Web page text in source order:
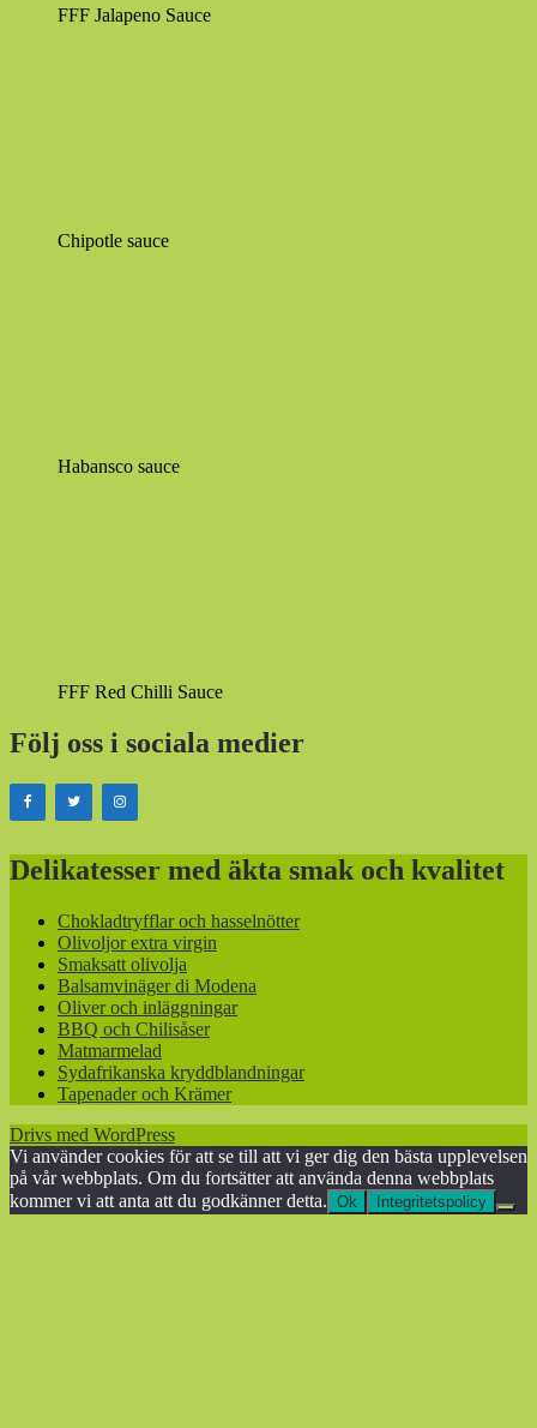
FFF Jalapeno Sauce
Chipotle sauce
Habansco sauce
FFF Red Chilli Sauce
Följ oss i sociala medier
Delikatesser med äkta smak och kvalitet
Chokladtryfflar och hasselnötter
Olivoljor extra virgin
Smaksatt olivolja
Balsamvinäger di Modena
Oliver och inläggningar
BBQ och Chilisåser
Matmarmelad
Sydafrikanska kryddblandningar
Tapenader och Krämer
Drivs med WordPress
Vi använder cookies för att se till att vi ger dig den bästa upplevelsen
på vår webbplats. Om du fortsätter att använda denna webbplats
kommer vi att anta att du godkänner detta. Ok Integritetspolicy